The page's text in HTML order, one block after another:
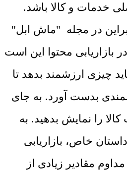
خدمات و کالا باشد.
در مجله "ماش ابل"
بازاریابی محتوا این است
چیزی ارزشمند بدهد تا
بدست آورد. به جای
را نمایش بدهید. به
خاص، بازاریابی
مداوم مقادیر زیادی از